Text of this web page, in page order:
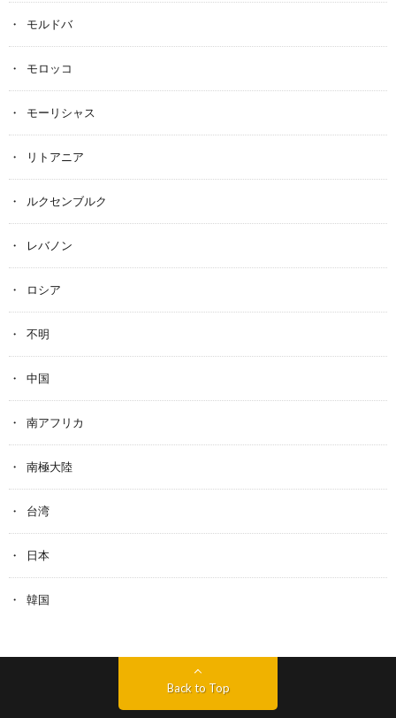
モルドバ
モロッコ
モーリシャス
リトアニア
ルクセンブルク
レバノン
ロシア
不明
中国
南アフリカ
南極大陸
台湾
日本
韓国
Back to Top